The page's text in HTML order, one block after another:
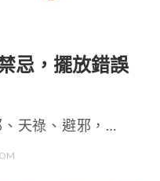
忌，擺放錯誤
天祿、避邪，…